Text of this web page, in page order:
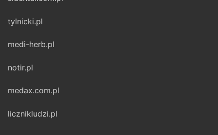
tylnicki.pl
medi-herb.pl
notir.pl
medax.com.pl
licznikludzi.pl